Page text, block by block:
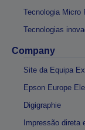
Tecnologia Micro
Tecnologias
Company
Site da Equipa
Epson Europe
Digigraphie
Impressão direta